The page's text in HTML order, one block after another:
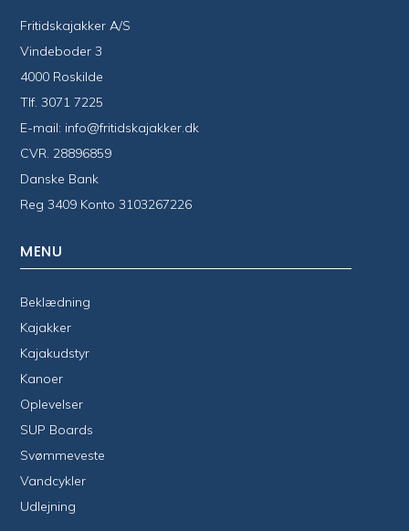
Fritidskajakker A/S
Vindeboder 3
4000 Roskilde
Tlf.3071 7225
E-mail: info@fritidskajakker.dk
CVR. 28896859
Danske Bank
Reg 3409 Konto 3103267226
MENU
Beklædning
Kajakker
Kajakudstyr
Kanoer
Oplevelser
SUP Boards
Svømmeveste
Vandcykler
Udlejning